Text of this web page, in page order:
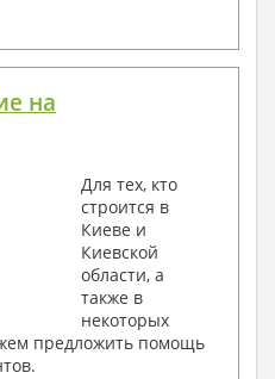
на
Для тех, кто
строится в
Киеве и
Киевской
области, а
также в
некоторых
предложить помощь